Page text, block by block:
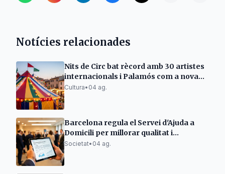
Notícies relacionades
Nits de Circ bat rècord amb 30 artistes
internacionals i Palamós com a nova
seu
Cultura• 04 ag.
Barcelona regula el Servei d'Ajuda a
Domicili per millorar qualitat i
eficiència
Societat• 04 ag.